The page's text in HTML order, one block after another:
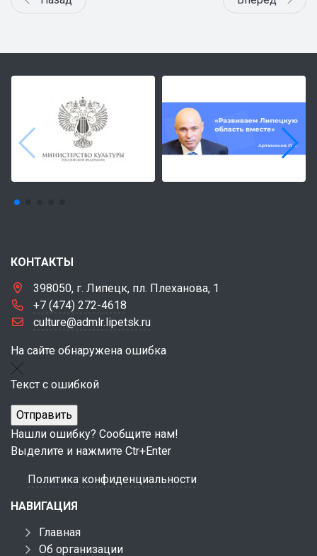
КОНТАКТЫ
398050, г. Липецк, пл. Плеханова, 1
+7 (474) 272-4618
culture@admlr.lipetsk.ru
На сайте обнаружена ошибка
Текст с ошибкой
Нашли ошибку? Сообщите нам!
Выделите и нажмите Ctr+Enter
Политика конфиденциальности
НАВИГАЦИЯ
Главная
Об организации